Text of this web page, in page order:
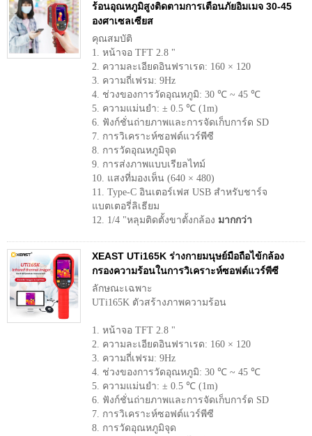
ร้อนอุณหภูมิสูงติดตามการเตือนภัยอิมเมจ 30-45
องศาเซลเซียส
คุณสมบัติ
1. หน้าจอ TFT 2.8 "
2. ความละเอียดอินฟราเรด: 160 × 120
3. ความถี่เฟรม: 9Hz
4. ช่วงของการวัดอุณหภูมิ: 30 ℃ ~ 45 ℃
5. ความแม่นยำ: ± 0.5 ℃ (1m)
6. ฟังก์ชั่นถ่ายภาพและการจัดเก็บการ์ด SD
7. การวิเคราะห์ซอฟต์แวร์พีซี
8. การวัดอุณหภูมิจุด
9. การส่งภาพแบบเรียลไทม์
10. แสงที่มองเห็น (640 × 480)
11. Type-C อินเตอร์เฟส USB สำหรับชาร์จ
แบตเตอรี่ลิเธียม
12. 1/4 "หลุมติดตั้งขาตั้งกล้อง มากกว่า
XEAST UTi165K ร่างกายมนุษย์มือถือไข้กล้อง
กรองความร้อนในการวิเคราะห์ซอฟต์แวร์พีซี
ลักษณะเฉพาะ
UTi165K ตัวสร้างภาพความร้อน
1. หน้าจอ TFT 2.8 "
2. ความละเอียดอินฟราเรด: 160 × 120
3. ความถี่เฟรม: 9Hz
4. ช่วงของการวัดอุณหภูมิ: 30 ℃ ~ 45 ℃
5. ความแม่นยำ: ± 0.5 ℃ (1m)
6. ฟังก์ชั่นถ่ายภาพและการจัดเก็บการ์ด SD
7. การวิเคราะห์ซอฟต์แวร์พีซี
8. การวัดอุณหภูมิจุด